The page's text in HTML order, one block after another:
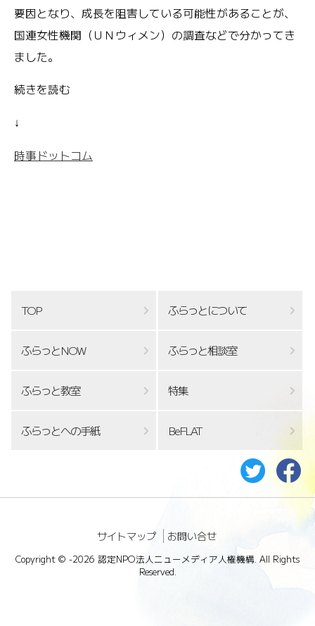
要因となり、成長を阻害している可能性があることが、
国連女性機関（ＵＮウィメン）の調査などで分かってき
ました。
続きを読む
↓
時事ドットコム
TOP ふらっとについて
ふらっとNOW ふらっと相談室
ふらっと教室 特集
ふらっとへの手紙 BeFLAT
サイトマップ お問い合せ
Copyright © -2026 認定NPO法人ニューメディア人権機構. All Rights
Reserved.